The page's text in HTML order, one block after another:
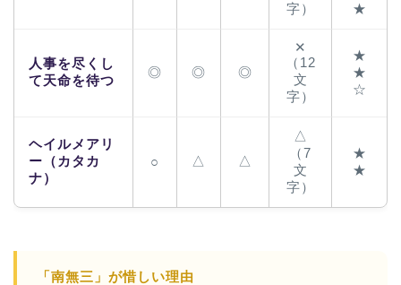
字）
★
人事を尽くし
て天命を待つ
◎ ◎ ◎
✕
（12
文
字）
★
★
☆
ヘイルメアリ
ー（カタカ
ナ）
○ △ △
△
（7
文
字）
★
★
「南無三」が惜しい理由